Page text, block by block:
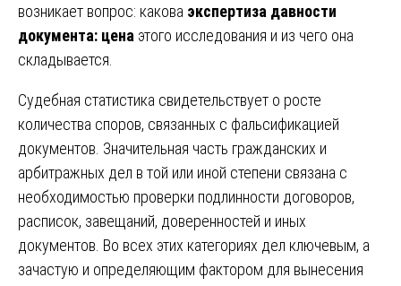
возникает вопрос: какова экспертиза давности
документа: цена этого исследования и из чего она
складывается.
Судебная статистика свидетельствует о росте
количества споров, связанных с фальсификацией
документов. Значительная часть гражданских и
арбитражных дел в той или иной степени связана с
необходимостью проверки подлинности договоров,
расписок, завещаний, доверенностей и иных
документов. Во всех этих категориях дел ключевым, а
зачастую и определяющим фактором для вынесения